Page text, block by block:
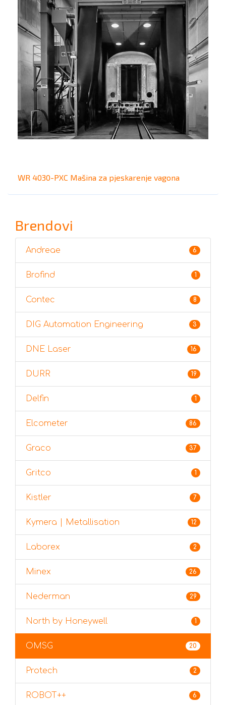
WR 4030-PXC Mašina za pjeskarenje vagona
Brendovi
Andreae 6
Brofind 1
Contec 8
DIG Automation Engineering 3
DNE Laser 16
DURR 19
Delfin 1
Elcometer 86
Graco 37
Gritco 1
Kistler 7
Kymera | Metallisation 12
Laborex 2
Minex 26
Nederman 29
North by Honeywell 1
OMSG 20
Protech 2
ROBOT++ 6